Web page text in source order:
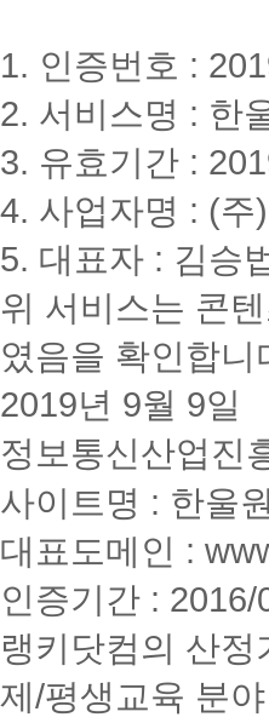
1. 인증번호 :
2. 서비스명 : 한
3. 유효기간 :
4. 사업자명 : (주
5. 대표자 : 김승
위 서비스는 콘
였음을 확인합니
2019년 9월 9일
정보통신산업진
사이트명 : 한울
대표도메인 :
인증기간 :
랭키닷컴의 산
제/평생교육 분